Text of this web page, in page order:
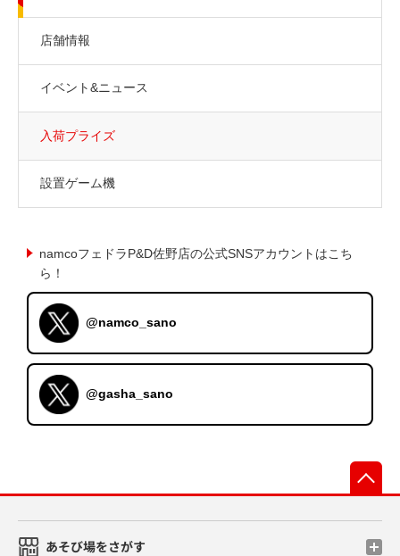
店舗情報
イベント&ニュース
入荷プライズ
設置ゲーム機
namcoフェドラP&D佐野店の公式SNSアカウントはこち
ら！
@namco_sano
@gasha_sano
あそび場をさがす